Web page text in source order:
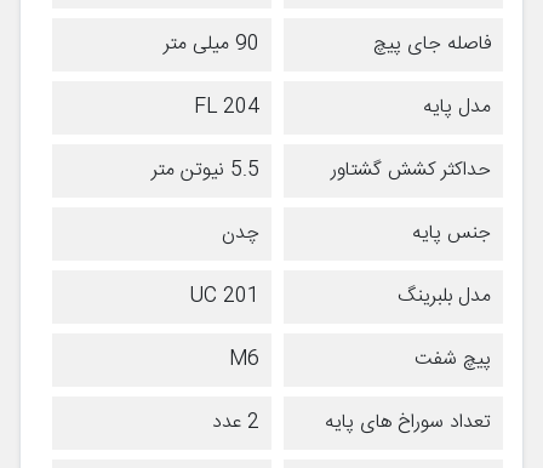
فاصله جای پیچ
90 میلی متر
مدل پایه
FL 204
حداکثر کشش گشتاور
5.5 نیوتن متر
جنس پایه
چدن
مدل بلبرینگ
UC 201
پیچ شفت
M6
تعداد سوراخ های پایه
2 عدد